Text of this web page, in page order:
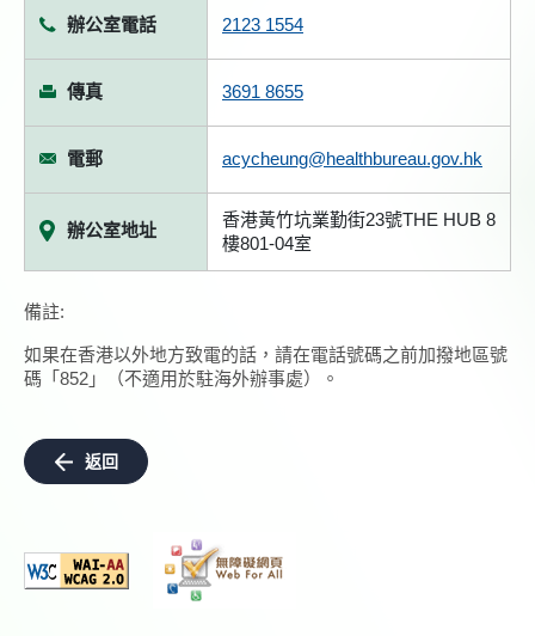
辦公室電話 2123 1554
傳真 3691 8655
電郵 acycheung@healthbureau.gov.hk
辦公室地址
香港黃竹坑業勤街23號THE HUB 8
樓801-04室
備註:
如果在香港以外地方致電的話，請在電話號碼之前加撥地區號
碼「852」（不適用於駐海外辦事處）。
返回